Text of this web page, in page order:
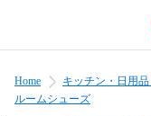
Home キッチン・日用
ルームシューズ